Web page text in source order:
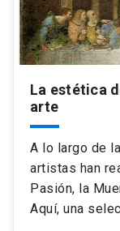
La estética
arte
A lo largo de
artistas han
Pasión, la
Aquí, una